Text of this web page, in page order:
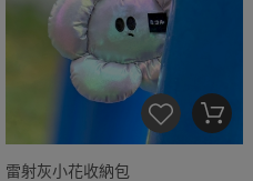
雷射灰小花收納包